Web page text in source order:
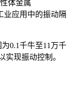
体金属
业应用中的振动隔
0.1千牛至11万千
实现振动控制。